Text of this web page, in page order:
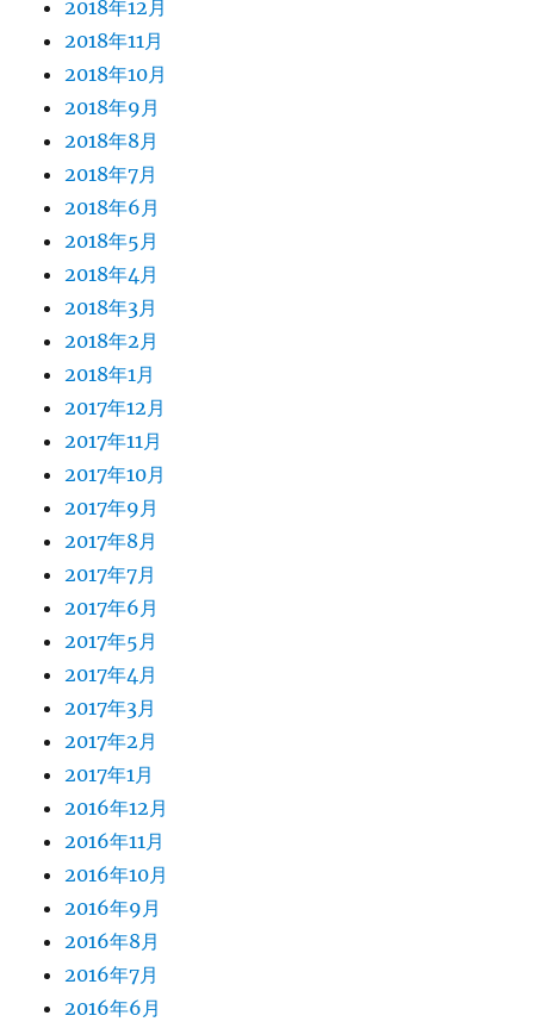
2018年12月
2018年11月
2018年10月
2018年9月
2018年8月
2018年7月
2018年6月
2018年5月
2018年4月
2018年3月
2018年2月
2018年1月
2017年12月
2017年11月
2017年10月
2017年9月
2017年8月
2017年7月
2017年6月
2017年5月
2017年4月
2017年3月
2017年2月
2017年1月
2016年12月
2016年11月
2016年10月
2016年9月
2016年8月
2016年7月
2016年6月